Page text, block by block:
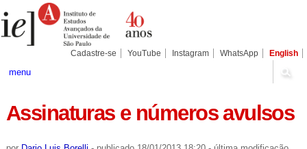
para
conteúdo.
Pessoais
Cadastre-se YouTube Instagram WhatsApp English
menu
Assinaturas e números avulsos